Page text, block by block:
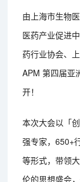
由上海市生物
医药产业促进
药行业协会、
APM 第四届亚
开！
本次大会以「
强专家，650+
等形式，带领
伦的思想盛会